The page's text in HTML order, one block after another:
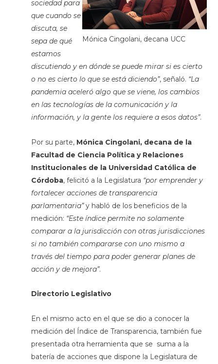
Mónica Cingolani, decana UCC
sociedad para
que cuando se
discuta, se
sepa de qué
estamos
discutiendo y en dónde se puede mirar si es cierto
o no es cierto lo que se está diciendo”, señaló. “La
pandemia aceleró algo que se viene, los cambios
en las tecnologías de la comunicación y la
información, y la gente los requiere a esos datos”.
Por su parte, Mónica Cingolani, decana de la
Facultad de Ciencia Política y Relaciones
Institucionales de la Universidad Católica de
Córdoba, felicitó a la Legislatura “por emprender y
fortalecer acciones de transparencia
parlamentaria”y habló de los beneficios de la
medición: “Este índice permite no solamente
comparar a la jurisdicción con otras jurisdicciones
si no también compararse con uno mismo a
través del tiempo para poder generar planes de
acción y de mejora”.
Directorio Legislativo
En el mismo acto en el que se dio a conocer la
medición del Índice de Transparencia, también fue
presentada otra herramienta que se suma a la
batería de acciones que dispone la Legislatura de